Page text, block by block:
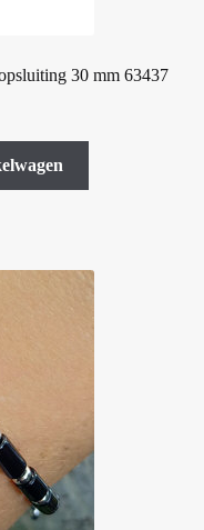
30 mm 63437